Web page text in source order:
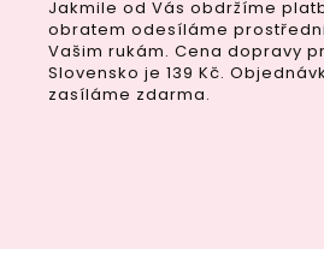
Jakmile od Vás obdržíme
obratem odesíláme
Vašim rukám. Cena dopravy
Slovensko je 139 Kč.
zasíláme zdarma.